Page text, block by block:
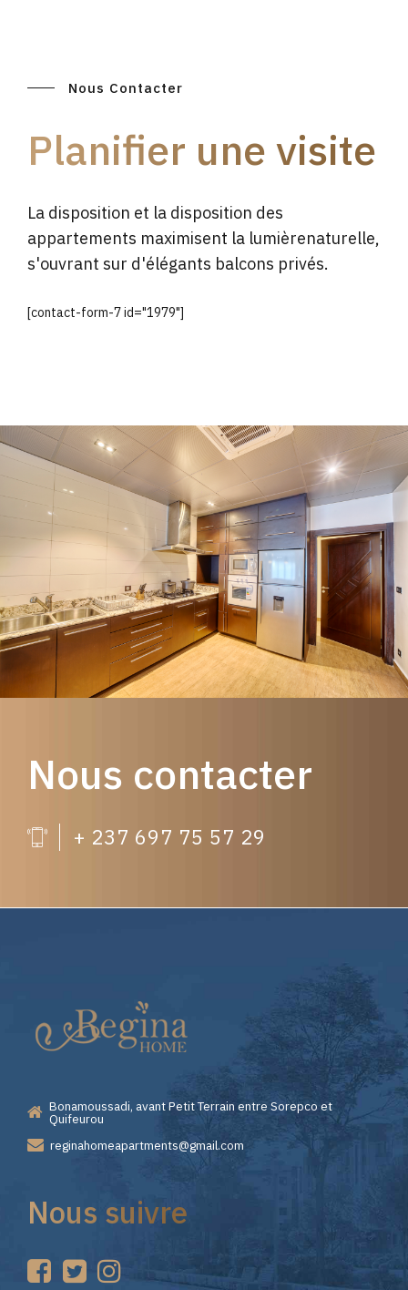
Nous Contacter
Planifier une visite
La disposition et la disposition des
appartements maximisent la lumièrenaturelle,
s'ouvrant sur d'élégants balcons privés.
[contact-form-7 id="1979"]
Nous contacter
+ 237 697 75 57 29
Casino
—
Premiers
Pas
sur
Bonamoussadi, avant Petit Terrain entre Sorepco et
Quifeurou
reginahomeapartments@gmail.com
Nous suivre